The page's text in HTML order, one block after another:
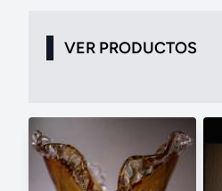
VER PRODUCTOS